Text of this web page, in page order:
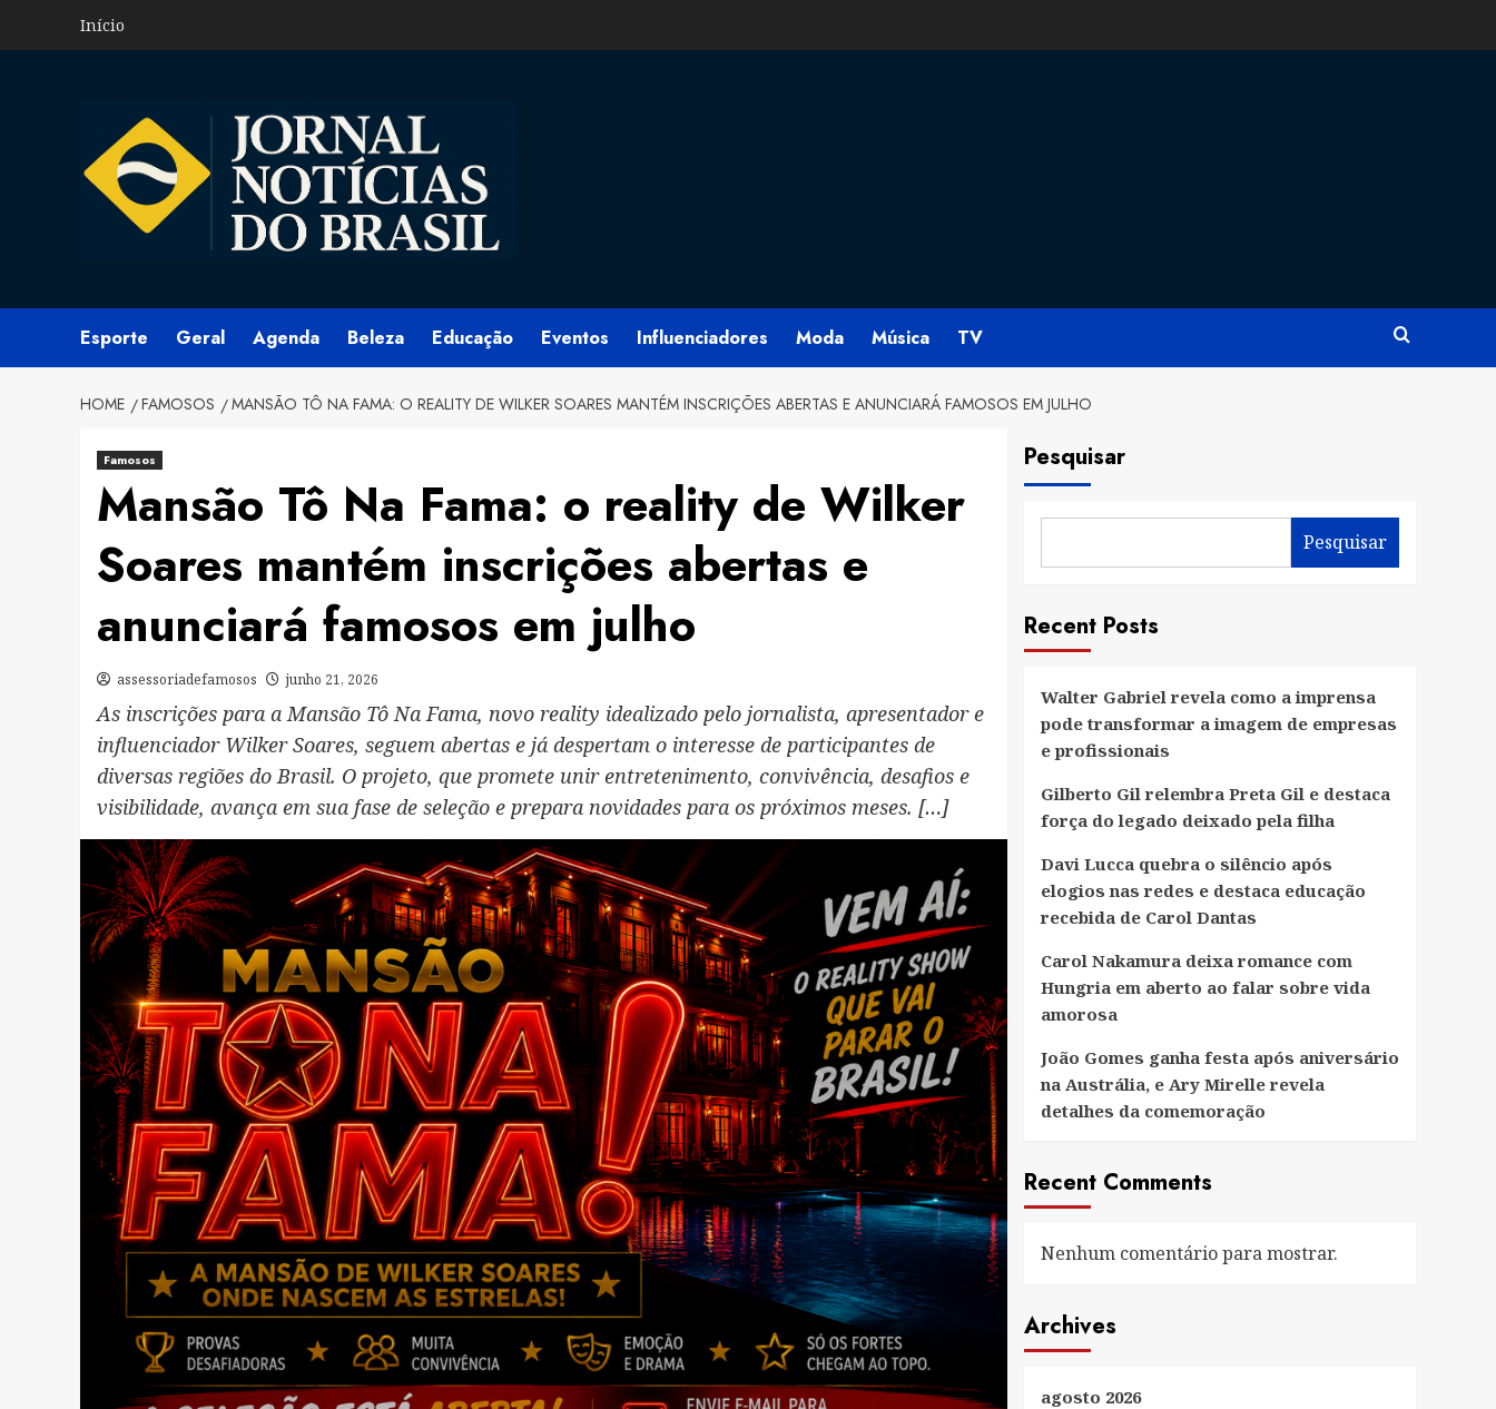
Início
Esporte Geral Agenda Beleza Educação Eventos Influenciadores Moda Música TV
HOME FAMOSOS MANSÃO TÔ NA FAMA: O REALITY DE WILKER SOARES MANTÉM INSCRIÇÕES ABERTAS E ANUNCIARÁ FAMOSOS EM JULHO
Famosos
Mansão Tô Na Fama: o reality de Wilker
Soares mantém inscrições abertas e
anunciará famosos em julho
assessoriadefamosos junho 21, 2026
As inscrições para a Mansão Tô Na Fama, novo reality idealizado pelo jornalista, apresentador e
influenciador Wilker Soares, seguem abertas e já despertam o interesse de participantes de
diversas regiões do Brasil. O projeto, que promete unir entretenimento, convivência, desafios e
visibilidade, avança em sua fase de seleção e prepara novidades para os próximos meses. […]
Pesquisar
Pesquisar
Recent Posts
Walter Gabriel revela como a imprensa
pode transformar a imagem de empresas
e profissionais
Gilberto Gil relembra Preta Gil e destaca
força do legado deixado pela filha
Davi Lucca quebra o silêncio após
elogios nas redes e destaca educação
recebida de Carol Dantas
Carol Nakamura deixa romance com
Hungria em aberto ao falar sobre vida
amorosa
João Gomes ganha festa após aniversário
na Austrália, e Ary Mirelle revela
detalhes da comemoração
Recent Comments
Nenhum comentário para mostrar.
Archives
agosto 2026